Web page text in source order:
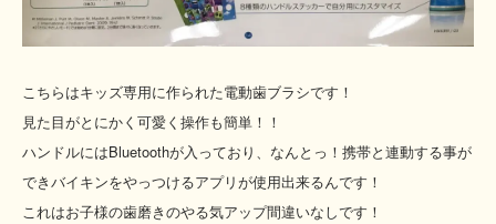
こちらはキッズ専用に作られた電動歯ブラシです！
見た目がとにかく可愛く操作も簡単！！
ハンドルにはBluetoothが入っており、なんとっ！携帯と連動する事が
できバイキンをやっつけるアプリが使用出来るんです！
これはお子様の歯磨きのやる気アップ間違いなしです！